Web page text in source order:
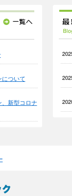
ついて
新型コロナ